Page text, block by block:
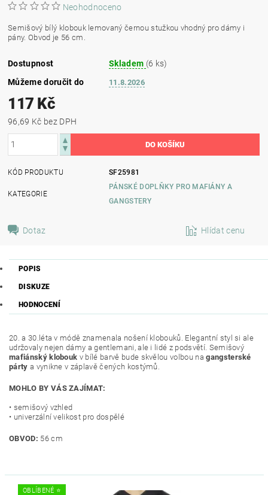
Neohodnoceno
Semišový bílý klobouk lemovaný černou stužkou vhodný pro dámy i
pány. Obvod je 56 cm.
Dostupnost Skladem (6 ks)
Můžeme doručit do
11.8.2026
117 Kč
96,69 Kč bez DPH
KÓD PRODUKTU SF25981
KATEGORIE
PÁNSKÉ DOPLŇKY PRO MAFIÁNY A
GANGSTERY
Dotaz Hlídat cenu
POPIS
DISKUZE
HODNOCENÍ
20. a 30.léta v módě znamenala nošení klobouků. Elegantní styl si ale
udržovaly nejen dámy a gentlemani, ale i lidé z podsvětí. Semišový
mafiánský klobouk v bílé barvě bude skvělou volbou nagangsterské
párty a vynikne v záplavě čených kostýmů.
MOHLO BY VÁS ZAJÍMAT:
• semišový vzhled
• univerzální velikost pro dospělé
OBVOD: 56 cm
OBLÍBENÉ ⭐️